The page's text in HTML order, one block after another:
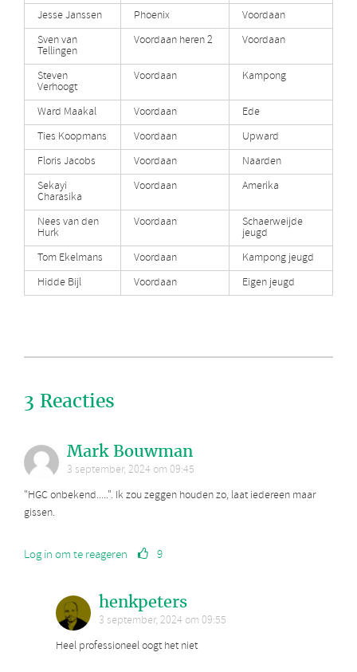
Jesse Janssen
Phoenix
Voordaan
Sven van
Tellingen
Voordaan heren 2 Voordaan
Steven
Verhoogt
Voordaan Kampong
Ward Maakal Voordaan
Ede
Ties Koopmans
Voordaan
Upward
Floris Jacobs
Voordaan
Naarden
Sekayi
Charasika
Voordaan Amerika
Nees van den
Hurk
Voordaan Schaerweijde
jeugd
Tom Ekelmans
Voordaan
Kampong jeugd
Hidde Bijl
Voordaan Eigen jeugd
3 Reacties
Mark Bouwman
3 september, 2024 om 09:45
"HGC onbekend.....". Ik zou zeggen houden zo, laat iedereen maar
gissen.
Log in om te reageren 9
henkpeters
3 september, 2024 om 09:55
Heel professioneel oogt het niet